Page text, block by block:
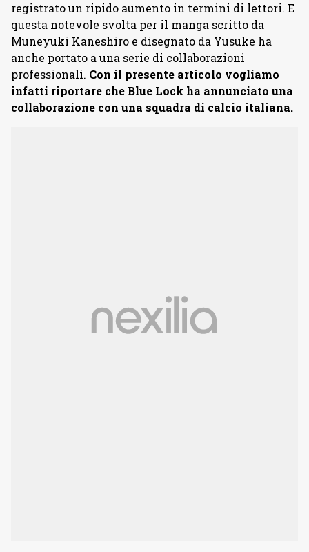
registrato un ripido aumento in termini di lettori. E
questa notevole svolta per il manga scritto da
Muneyuki Kaneshiro e disegnato da Yusuke ha
anche portato a una serie di collaborazioni
professionali. Con il presente articolo vogliamo
infatti riportare che Blue Lock ha annunciato una
collaborazione con una squadra di calcio italiana.